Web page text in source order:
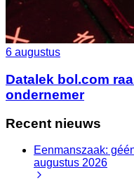
6 augustus
Datalek bol.com
ondernemer
Recent nieuws
Eenmanszaak:
augustus 2026